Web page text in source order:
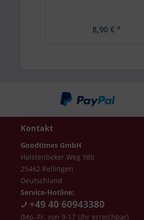
8,90 € *
Kontakt
Goodtimes GmbH
Halstenbeker Weg 98b
25462 Rellingen
Deutschland
Service-Hotline:
+49 40 60943380
(Mo.-Fr. von 9-17 Uhr erreichbar)